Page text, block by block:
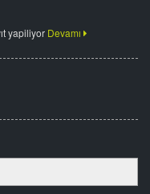
yapiliyor Devamı